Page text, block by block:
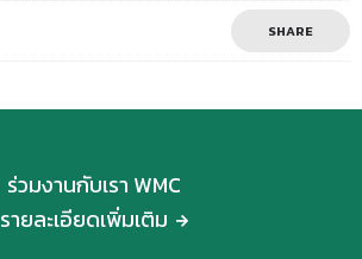
SHARE
ร่วมงานกับเรา WMC
รายละเอียดเพิ่มเติม